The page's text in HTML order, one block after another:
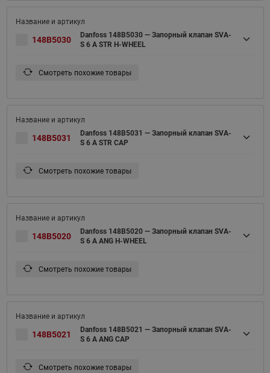
148B5030
Danfoss 148B5030 — Запорный клапан SVA-
S 6 A STR H-WHEEL
Смотреть похожие товары
148B5031
Danfoss 148B5031 — Запорный клапан SVA-
S 6 A STR CAP
Смотреть похожие товары
148B5020
Danfoss 148B5020 — Запорный клапан SVA-
S 6 A ANG H-WHEEL
Смотреть похожие товары
148B5021
Danfoss 148B5021 — Запорный клапан SVA-
S 6 A ANG CAP
Смотреть похожие товары